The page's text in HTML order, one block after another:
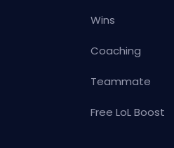
Wins
Coaching
Teammate
Free LoL Boost